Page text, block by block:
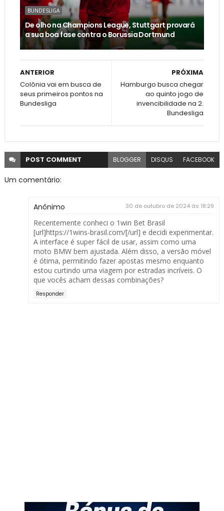
BUNDESLIGA
De olho na Champions League, Stuttgart provará
a sua boa fase contra o Borussia Dortmund
PRÓXIMA
Hamburgo busca chegar
ao quinto jogo de
invencibilidade na 2.
Bundesliga
ANTERIOR
Colônia vai em busca de
seus primeiros pontos na
Bundesliga
POST COMMENT BLOGGER DISQUS FACEBOOK
Um comentário:
Anônimo 30 de outubro de 2024 às 18:29
Recentemente conheci o 1win Bet Brasil
[url]https://1wins-brasil.com/[/url] e decidi experimentar.
A interface é super fácil de usar, assim como uma
moto BMW bem ajustada. Além disso, a versão móvel
é ótima, permitindo fazer apostas mesmo enquanto
estou curtindo uma viagem por estradas incríveis. O
que vocês acham dessas combinações?
Responder